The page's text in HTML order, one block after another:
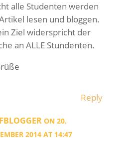
alle Studenten werden
lesen und bloggen.
Ziel widerspricht der
an ALLE Stundenten.
Reply
ON 20.
2014 AT 14:47